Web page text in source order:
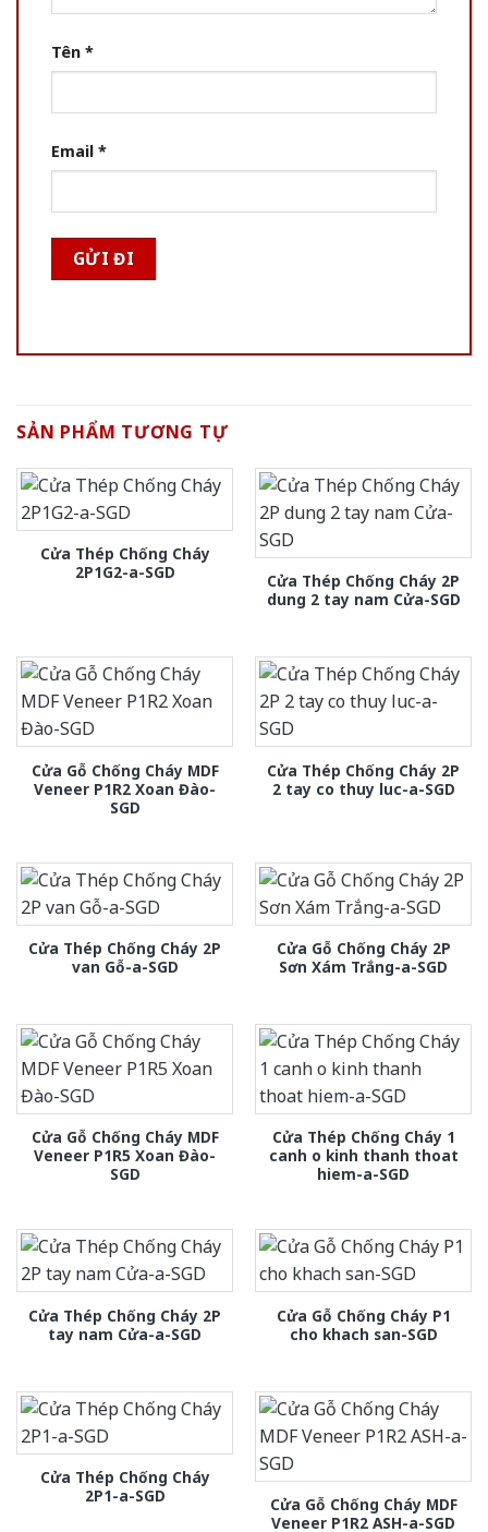
Tên *
Email *
SẢN PHẨM TƯƠNG TỰ
Cửa Thép Chống Cháy
2P1G2-a-SGD
Cửa Thép Chống Cháy 2P
dung 2 tay nam Cửa-SGD
Cửa Gỗ Chống Cháy MDF
Veneer P1R2 Xoan Đào-
SGD
Cửa Thép Chống Cháy 2P
2 tay co thuy luc-a-SGD
Cửa Thép Chống Cháy 2P
van Gỗ-a-SGD
Cửa Gỗ Chống Cháy 2P
Sơn Xám Trắng-a-SGD
Cửa Gỗ Chống Cháy MDF
Veneer P1R5 Xoan Đào-
SGD
Cửa Thép Chống Cháy 1
canh o kinh thanh thoat
hiem-a-SGD
Cửa Thép Chống Cháy 2P
tay nam Cửa-a-SGD
Cửa Gỗ Chống Cháy P1
cho khach san-SGD
Cửa Thép Chống Cháy
2P1-a-SGD
Cửa Gỗ Chống Cháy MDF
Veneer P1R2 ASH-a-SGD